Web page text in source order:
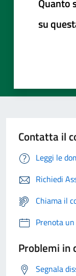
su
Contatta il
Leggi le
Richiedi
Chiama il
Prenota
Problemi in
Segnala